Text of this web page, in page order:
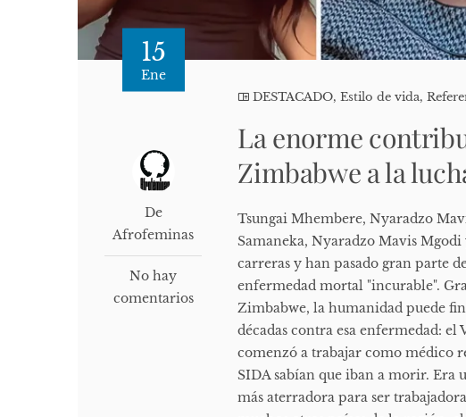
15
Ene
De
Afrofeminas
No hay
comentarios
DESTACADO,Estilo de vida,
La enorme
Zimbabwe a la
Tsungai Mhembere, Nyaradzo
Samaneka, Nyaradzo Mavis
carreras y han pasado gran parte
enfermedad mortal "incurable".
Zimbabwe, la humanidad puede
décadas contra esa enfermedad:
comenzó a trabajar como médico
SIDA sabían que iban a morir. Era
más aterradora para ser